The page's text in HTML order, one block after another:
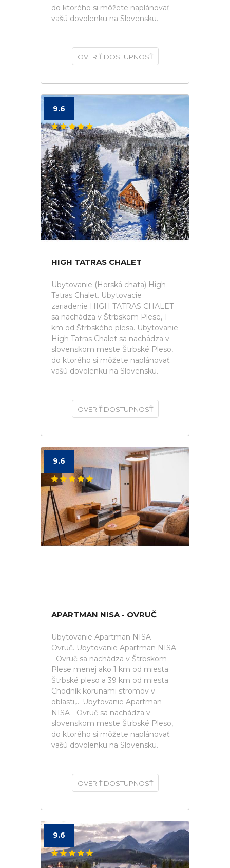
do ktorého si môžete naplánovať
vašú dovolenku na Slovensku.
OVERIŤ DOSTUPNOSŤ
9.6
HIGH TATRAS CHALET
Ubytovanie (Horská chata) High
Tatras Chalet. Ubytovacie
zariadenie HIGH TATRAS CHALET
sa nachádza v Štrbskom Plese, 1
km od Štrbského plesa. Ubytovanie
High Tatras Chalet sa nachádza v
slovenskom meste Štrbské Pleso,
do ktorého si môžete naplánovať
vašú dovolenku na Slovensku.
OVERIŤ DOSTUPNOSŤ
9.6
APARTMAN NISA - OVRUČ
Ubytovanie Apartman NISA -
Ovruč. Ubytovanie Apartman NISA
- Ovruč sa nachádza v Štrbskom
Plese menej ako 1 km od miesta
Štrbské pleso a 39 km od miesta
Chodník korunami stromov v
oblasti,... Ubytovanie Apartman
NISA - Ovruč sa nachádza v
slovenskom meste Štrbské Pleso,
do ktorého si môžete naplánovať
vašú dovolenku na Slovensku.
OVERIŤ DOSTUPNOSŤ
9.6